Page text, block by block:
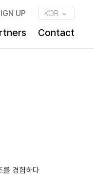
UP KOR
Contact
를 경험하다